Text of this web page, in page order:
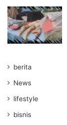
berita
News
lifestyle
bisnis